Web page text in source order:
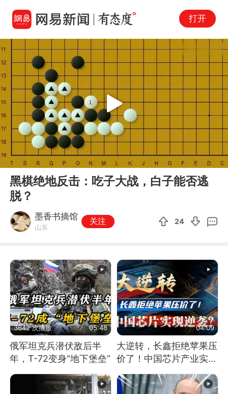
打开
00:00 03:58
Play
黑棋绝地反击：吃子大战，白子能否逃
脱？
墨香书摘馆
山东
关注 24
3642 次播放 05:48
俄军坦克兵潜伏敌后半
年，T-72变身“地下堡垒”
04:09
大逆转，长鑫拒绝苹果压
价了！中国芯片产业实现
怎样的逆袭？